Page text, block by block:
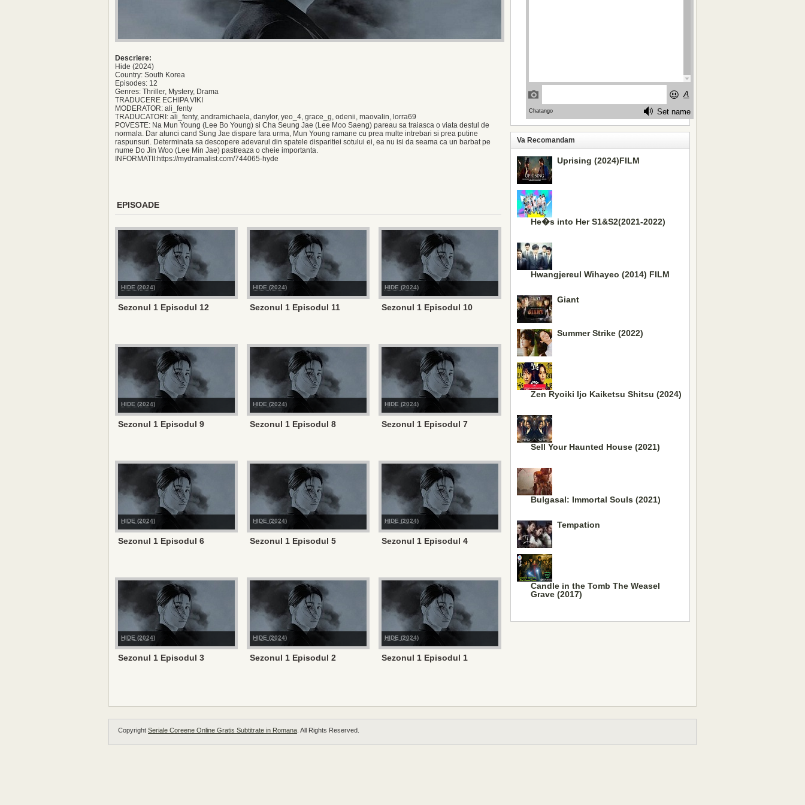
Descriere:
Hide (2024)
Country: South Korea
Episodes: 12
Genres: Thriller, Mystery, Drama
TRADUCERE ECHIPA VIKI
MODERATOR: ali_fenty
TRADUCATORI: ali_fenty, andramichaela, danylor, yeo_4, grace_g, odenii, maovalin, lorra69
POVESTE: Na Mun Young (Lee Bo Young) si Cha Seung Jae (Lee Moo Saeng) pareau sa traiasca o viata destul de
normala. Dar atunci cand Sung Jae dispare fara urma, Mun Young ramane cu prea multe intrebari si prea putine
raspunsuri. Determinata sa descopere adevarul din spatele disparitiei sotului ei, ea nu isi da seama ca un barbat pe
nume Do Jin Woo (Lee Min Jae) pastreaza o cheie importanta.
INFORMATII:https://mydramalist.com/744065-hyde
EPISOADE
HIDE (2024)
Sezonul 1 Episodul 12
HIDE (2024)
Sezonul 1 Episodul 11
HIDE (2024)
Sezonul 1 Episodul 10
HIDE (2024)
Sezonul 1 Episodul 9
HIDE (2024)
Sezonul 1 Episodul 8
HIDE (2024)
Sezonul 1 Episodul 7
HIDE (2024)
Sezonul 1 Episodul 6
HIDE (2024)
Sezonul 1 Episodul 5
HIDE (2024)
Sezonul 1 Episodul 4
HIDE (2024)
Sezonul 1 Episodul 3
HIDE (2024)
Sezonul 1 Episodul 2
HIDE (2024)
Sezonul 1 Episodul 1
Va Recomandam
Uprising (2024)FILM
He�s into Her S1&S2(2021-2022)
Hwangjereul Wihayeo (2014) FILM
Giant
Summer Strike (2022)
Zen Ryoiki Ijo Kaiketsu Shitsu (2024)
Sell Your Haunted House (2021)
Bulgasal: Immortal Souls (2021)
Tempation
Candle in the Tomb The Weasel
Grave (2017)
Copyright Seriale Coreene Online Gratis Subtitrate in Romana . All Rights Reserved.